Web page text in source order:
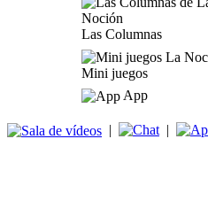
Las Columnas
Mini juegos
App
| |